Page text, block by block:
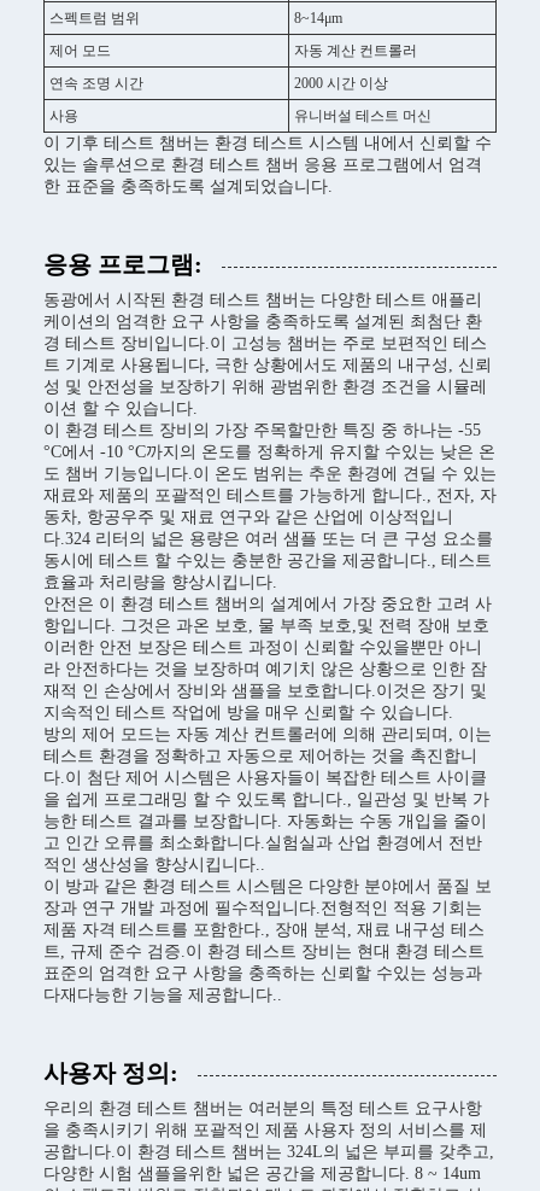
스펙트럼 범위
8~14μm
제어 모드
자동 계산 컨트롤러
연속 조명 시간
2000 시간 이상
사용
유니버설 테스트 머신
이 기후 테스트 챔버는 환경 테스트 시스템 내에서 신뢰할 수
있는 솔루션으로 환경 테스트 챔버 응용 프로그램에서 엄격
한 표준을 충족하도록 설계되었습니다.
응용 프로그램:
동광에서 시작된 환경 테스트 챔버는 다양한 테스트 애플리
케이션의 엄격한 요구 사항을 충족하도록 설계된 최첨단 환
경 테스트 장비입니다.이 고성능 챔버는 주로 보편적인 테스
트 기계로 사용됩니다, 극한 상황에서도 제품의 내구성, 신뢰
성 및 안전성을 보장하기 위해 광범위한 환경 조건을 시뮬레
이션 할 수 있습니다.
이 환경 테스트 장비의 가장 주목할만한 특징 중 하나는 -55
°C에서 -10 °C까지의 온도를 정확하게 유지할 수있는 낮은 온
도 챔버 기능입니다.이 온도 범위는 추운 환경에 견딜 수 있는
재료와 제품의 포괄적인 테스트를 가능하게 합니다., 전자, 자
동차, 항공우주 및 재료 연구와 같은 산업에 이상적입니
다.324 리터의 넓은 용량은 여러 샘플 또는 더 큰 구성 요소를
동시에 테스트 할 수있는 충분한 공간을 제공합니다., 테스트
효율과 처리량을 향상시킵니다.
안전은 이 환경 테스트 챔버의 설계에서 가장 중요한 고려 사
항입니다. 그것은 과온 보호, 물 부족 보호,및 전력 장애 보호
이러한 안전 보장은 테스트 과정이 신뢰할 수있을뿐만 아니
라 안전하다는 것을 보장하며 예기치 않은 상황으로 인한 잠
재적 인 손상에서 장비와 샘플을 보호합니다.이것은 장기 및
지속적인 테스트 작업에 방을 매우 신뢰할 수 있습니다.
방의 제어 모드는 자동 계산 컨트롤러에 의해 관리되며, 이는
테스트 환경을 정확하고 자동으로 제어하는 것을 촉진합니
다.이 첨단 제어 시스템은 사용자들이 복잡한 테스트 사이클
을 쉽게 프로그래밍 할 수 있도록 합니다., 일관성 및 반복 가
능한 테스트 결과를 보장합니다. 자동화는 수동 개입을 줄이
고 인간 오류를 최소화합니다.실험실과 산업 환경에서 전반
적인 생산성을 향상시킵니다..
이 방과 같은 환경 테스트 시스템은 다양한 분야에서 품질 보
장과 연구 개발 과정에 필수적입니다.전형적인 적용 기회는
제품 자격 테스트를 포함한다., 장애 분석, 재료 내구성 테스
트, 규제 준수 검증.이 환경 테스트 장비는 현대 환경 테스트
표준의 엄격한 요구 사항을 충족하는 신뢰할 수있는 성능과
다재다능한 기능을 제공합니다..
사용자 정의:
우리의 환경 테스트 챔버는 여러분의 특정 테스트 요구사항
을 충족시키기 위해 포괄적인 제품 사용자 정의 서비스를 제
공합니다.이 환경 테스트 챔버는 324L의 넓은 부피를 갖추고,
다양한 시험 샘플을위한 넓은 공간을 제공합니다. 8 ~ 14um